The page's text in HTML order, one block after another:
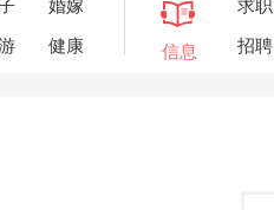
健康 信息
招聘